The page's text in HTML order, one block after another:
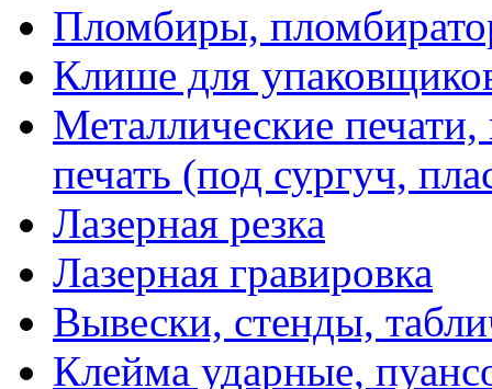
Пломбиры,
Клише для
Металлические
печать (под сургуч,
Лазерная резка
Лазерная гравировка
Вывески, стенды,
Клейма ударные,